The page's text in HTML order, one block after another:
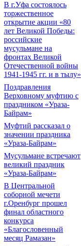
В г.Уфа состоялось
торжественное
открытие акции «80
лет Великой Победы:
российские
мусульмане на
фронтах Великой
Отечественной войны
1941-1945 гг. и в тылу»
Поздравления
Верховному муфтию с
праздником «Ураза-
Байрам»
Муфтий рассказал о
значении праздника
«Ураза-Байрам»
Мусульмане встречают
великий праздник
«Ураза-Байрам»
В Центральной
соборной мечети
г.Оренбург прошел
финал областного
конкурса
«Благословенный
месяц Рамазан»